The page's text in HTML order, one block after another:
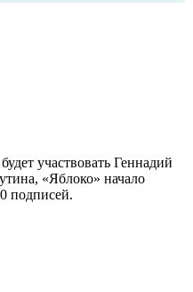
участвовать Геннадий
«Яблоко» начало
подписей.